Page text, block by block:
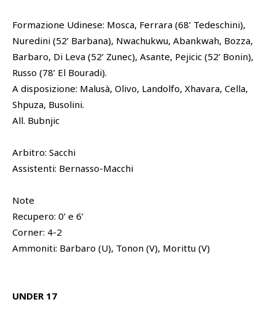
Formazione Udinese: Mosca, Ferrara (68’ Tedeschini),
Nuredini (52’ Barbana), Nwachukwu, Abankwah, Bozza,
Barbaro, Di Leva (52’ Zunec), Asante, Pejicic (52’ Bonin),
Russo (78’ El Bouradi).
A disposizione: Malusà, Olivo, Landolfo, Xhavara, Cella,
Shpuza, Busolini.
All. Bubnjic
Arbitro: Sacchi
Assistenti: Bernasso-Macchi
Note
Recupero: 0’ e 6’
Corner: 4-2
Ammoniti: Barbaro (U), Tonon (V), Morittu (V)
UNDER 17